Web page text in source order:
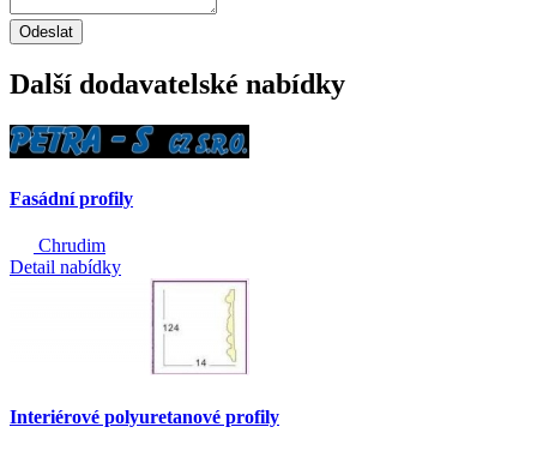
Odeslat
Další dodavatelské nabídky
Fasádní profily
Chrudim
Detail nabídky
Interiérové polyuretanové profily